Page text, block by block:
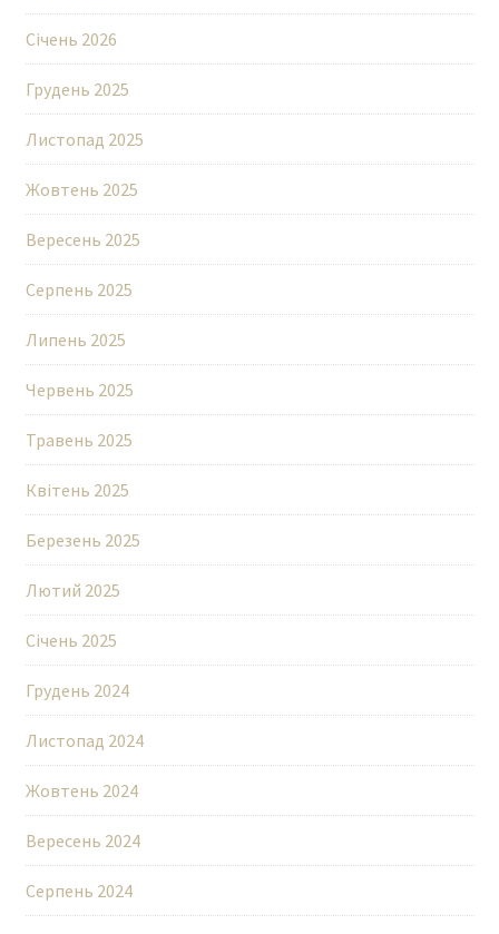
Січень 2026
Грудень 2025
Листопад 2025
Жовтень 2025
Вересень 2025
Серпень 2025
Липень 2025
Червень 2025
Травень 2025
Квітень 2025
Березень 2025
Лютий 2025
Січень 2025
Грудень 2024
Листопад 2024
Жовтень 2024
Вересень 2024
Серпень 2024